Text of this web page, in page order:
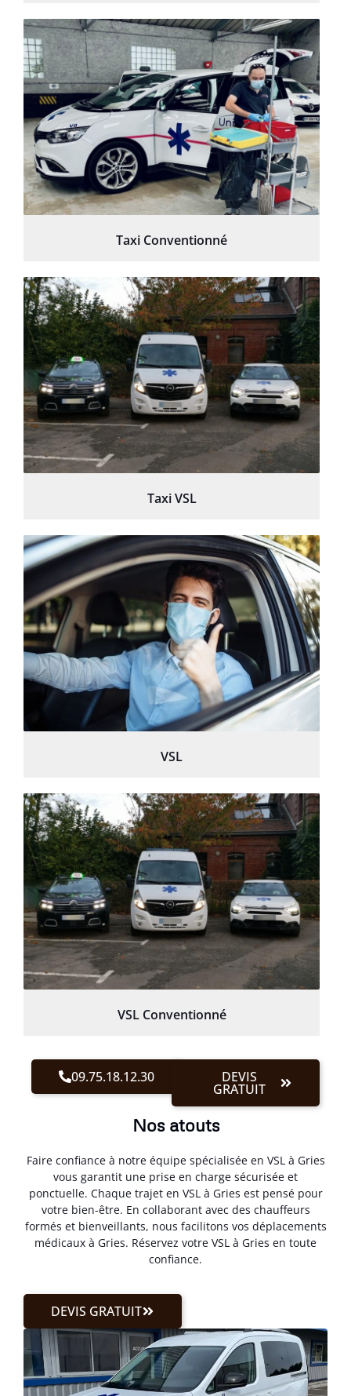
Taxi Conventionné
Taxi VSL
VSL
VSL Conventionné
09.75.18.12.30 DEVIS
GRATUIT
Nos atouts
Faire confiance à notre équipe spécialisée en VSL à Gries
vous garantit une prise en charge sécurisée et
ponctuelle. Chaque trajet en VSL à Gries est pensé pour
votre bien-être. En collaborant avec des chauffeurs
formés et bienveillants, nous facilitons vos déplacements
médicaux à Gries. Réservez votre VSL à Gries en toute
confiance.
DEVIS GRATUIT